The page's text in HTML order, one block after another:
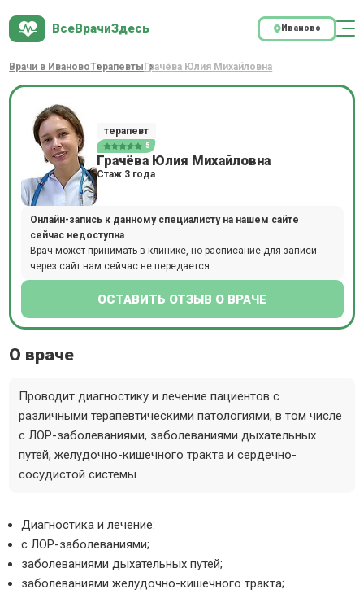
ВсеВрачиЗдесь Иваново
Врачи в ИвановоТерапевты Грачёва Юлия Михайловна
терапевт
5
Грачёва Юлия Михайловна
Стаж 3 года
Онлайн-запись к данному специалисту на нашем сайте
сейчас недоступна
Врач может принимать в клинике, но расписание для записи
через сайт нам сейчас не передается.
ОСТАВИТЬ ОТЗЫВ О ВРАЧЕ
О враче
Проводит диагностику и лечение пациентов с
различными терапевтическими патологиями, в том числе
с ЛОР-заболеваниями, заболеваниями дыхательных
путей, желудочно-кишечного тракта и сердечно-
сосудистой системы.
Диагностика и лечение:
с ЛОР-заболеваниями;
заболеваниями дыхательных путей;
заболеваниями желудочно-кишечного тракта;